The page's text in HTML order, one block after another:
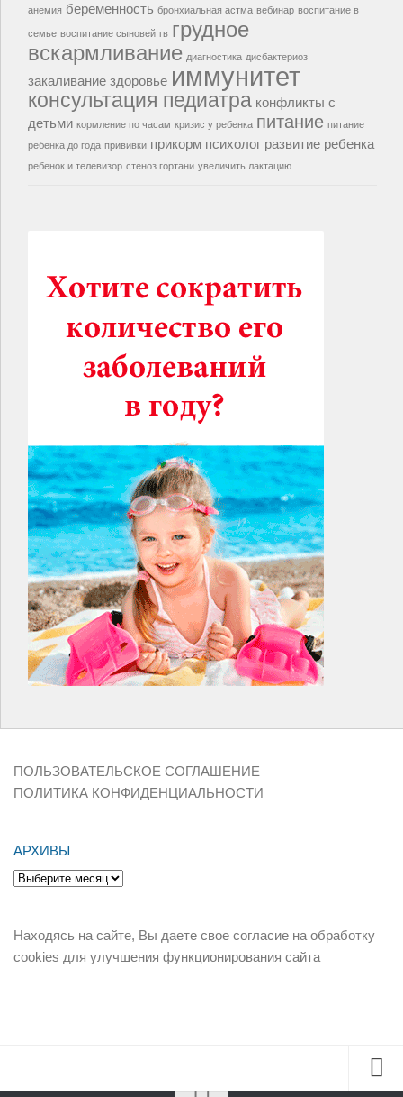
анемия беременность бронхиальная астма вебинар воспитание в
семье воспитание сыновей гв грудное
вскармливание диагностика дисбактериоз
закаливание здоровье иммунитет
консультация педиатра конфликты с
детьми кормление по часам кризис у ребенка питание питание
ребенка до года прививки прикорм психолог развитие ребенка
ребенок и телевизор стеноз гортани увеличить лактацию
ПОЛЬЗОВАТЕЛЬСКОЕ СОГЛАШЕНИЕ
ПОЛИТИКА КОНФИДЕНЦИАЛЬНОСТИ
АРХИВЫ
Архивы
Находясь на сайте, Вы даете свое согласие на обработку
cookies для улучшения функционирования сайта